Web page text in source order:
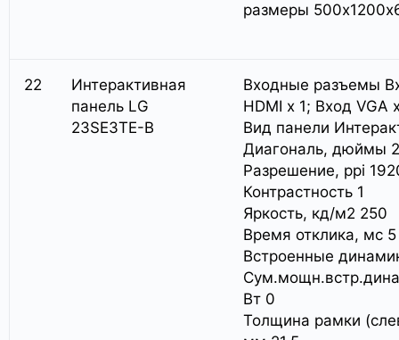
размеры
22
Интерактивная
панель LG
23SE3TE-B
Входные разъемы
HDMI x 1; Вход VGA
Вид панели
Диагональ, дюймы
Разрешение, ppi
Контрастность 1
Яркость, кд/м2 250
Время отклика, мс 5
Встроенные
Вт 0
Толщина рамки